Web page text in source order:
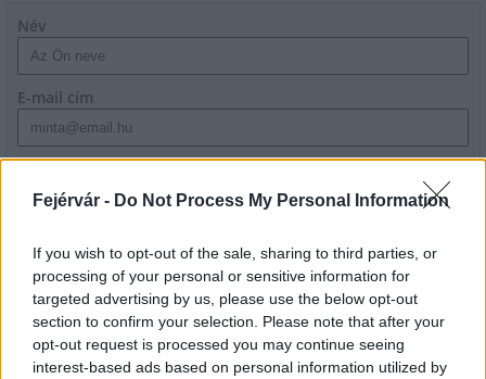
Fejérvár - Do Not Process My Personal Information
If you wish to opt-out of the sale, sharing to third parties, or
processing of your personal or sensitive information for
targeted advertising by us, please use the below opt-out
section to confirm your selection. Please note that after your
opt-out request is processed you may continue seeing
interest-based ads based on personal information utilized by
Név
E-mail cím
szabályzatot!
LEGFRISSEBB